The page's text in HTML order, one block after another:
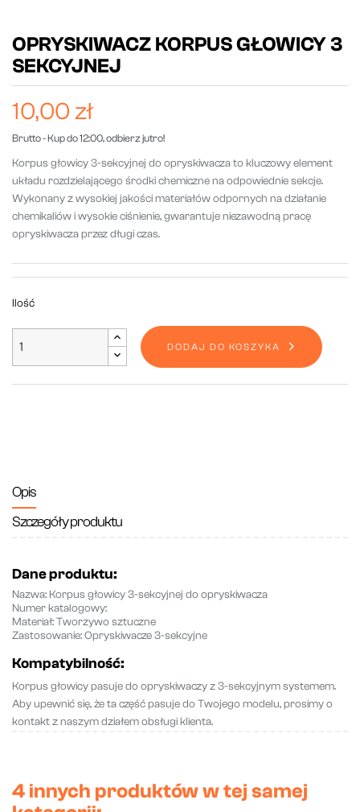
OPRYSKIWACZ KORPUS GŁOWICY 3
SEKCYJNEJ
10,00 zł
Brutto- Kup do 12:00, odbierz jutro!
Korpus głowicy 3-sekcyjnej do opryskiwacza to kluczowy element
układu rozdzielającego środki chemiczne na odpowiednie sekcje.
Wykonany z wysokiej jakości materiałów odpornych na działanie
chemikaliów i wysokie ciśnienie, gwarantuje niezawodną pracę
opryskiwacza przez długi czas.
Ilość
DODAJ DO KOSZYKA
Opis
Szczegóły produktu
Dane produktu:
Nazwa: Korpus głowicy 3-sekcyjnej do opryskiwacza
Numer katalogowy:
Materiał: Tworzywo sztuczne
Zastosowanie: Opryskiwacze 3-sekcyjne
Kompatybilność:
Korpus głowicy pasuje do opryskiwaczy z 3-sekcyjnym systemem.
Aby upewnić się, że ta część pasuje do Twojego modelu, prosimy o
kontakt z naszym działem obsługi klienta.
4 innych produktów w tej samej